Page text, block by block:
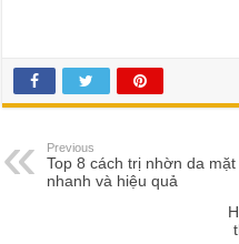
Previous
Top 8 cách trị nhờn da mặt
nhanh và hiệu quả